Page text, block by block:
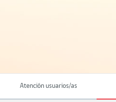
Atención usuarios/as